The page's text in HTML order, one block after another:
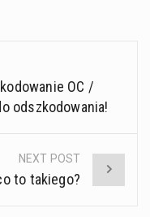
OC /
odszkodowania!
NEXT POST
to takiego?